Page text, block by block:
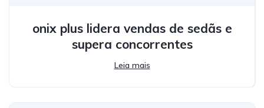
onix plus lidera vendas de sedãs e
supera concorrentes
Leia mais